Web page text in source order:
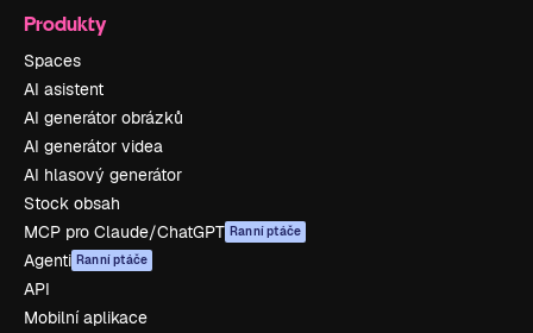
Produkty
Spaces
AI asistent
AI generátor obrázků
AI generátor videa
AI hlasový generátor
Stock obsah
MCP pro Claude/ChatGPT Ranní ptáče
Agenti Ranní ptáče
API
Mobilní aplikace